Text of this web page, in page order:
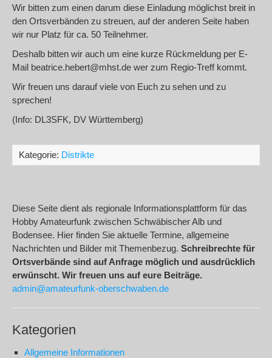
Wir bitten zum einen darum diese Einladung möglichst breit in
den Ortsverbänden zu streuen, auf der anderen Seite haben
wir nur Platz für ca. 50 Teilnehmer.
Deshalb bitten wir auch um eine kurze Rückmeldung per E-
Mail beatrice.hebert@mhst.de wer zum Regio-Treff kommt.
Wir freuen uns darauf viele von Euch zu sehen und zu
sprechen!
(Info: DL3SFK, DV Württemberg)
Kategorie: Distrikte
Diese Seite dient als regionale Informationsplattform für das
Hobby Amateurfunk zwischen Schwäbischer Alb und
Bodensee. Hier finden Sie aktuelle Termine, allgemeine
Nachrichten und Bilder mit Themenbezug. Schreibrechte für
Ortsverbände sind auf Anfrage möglich und ausdrücklich
erwünscht. Wir freuen uns auf eure Beiträge.
admin@amateurfunk-oberschwaben.de
Kategorien
Allgemeine Informationen